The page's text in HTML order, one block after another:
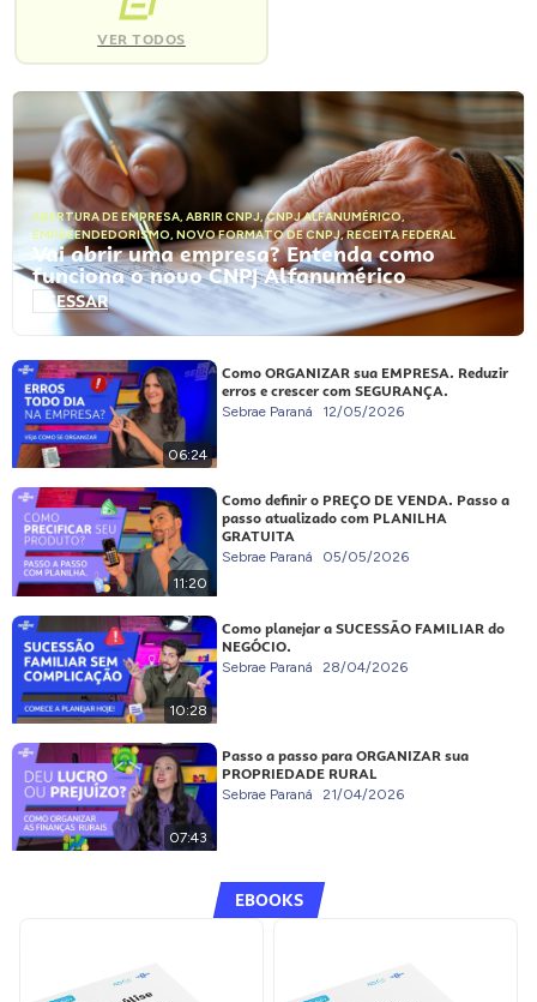
VER TODOS
ABERTURA DE EMPRESA, ABRIR CNPJ,CNPJ ALFANUMÉRICO,
EMPREENDEDORISMO, NOVO FORMATO DE CNPJ,RECEITA FEDERAL
Vai abrir uma empresa? Entenda como
funciona o novo CNPJ Alfanumérico
ACESSAR
06:24
Como ORGANIZAR sua EMPRESA. Reduzir
erros e crescer com SEGURANÇA.
Sebrae Paraná 12/05/2026
11:20
Como definir o PREÇO DE VENDA. Passo a
passo atualizado com PLANILHA
GRATUITA
Sebrae Paraná 05/05/2026
10:28
Como planejar a SUCESSÃO FAMILIAR do
NEGÓCIO.
Sebrae Paraná 28/04/2026
07:43
Passo a passo para ORGANIZAR sua
PROPRIEDADE RURAL
Sebrae Paraná 21/04/2026
EBOOKS